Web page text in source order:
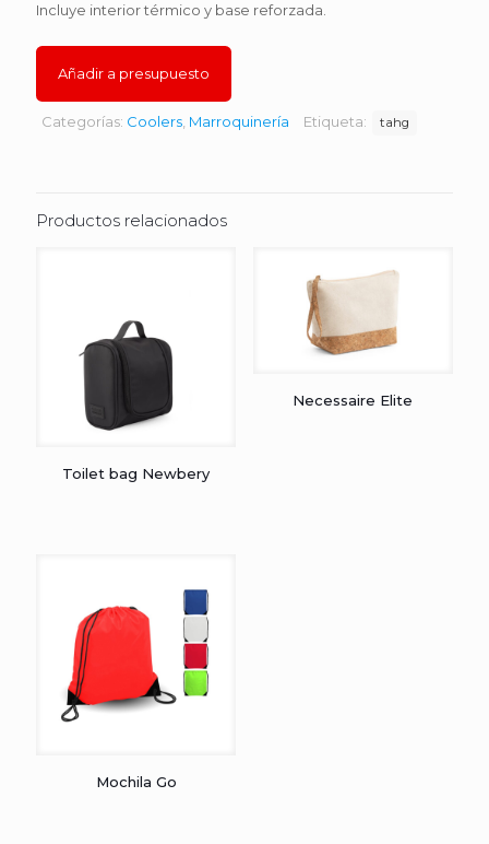
Incluye interior térmico y base reforzada.
Añadir a presupuesto
Categorías: Coolers Marroquinería Etiqueta: tahg
Productos relacionados
Toilet bag Newbery
Necessaire Elite
Mochila Go